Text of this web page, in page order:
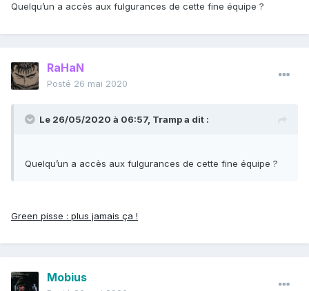
Quelqu’un a accès aux fulgurances de cette fine équipe ?
RaHaN
Posté 26 mai 2020
Le 26/05/2020 à 06:57, Trampa dit :
Quelqu’un a accès aux fulgurances de cette fine équipe ?
Green pisse : plus jamais ça !
Mobius